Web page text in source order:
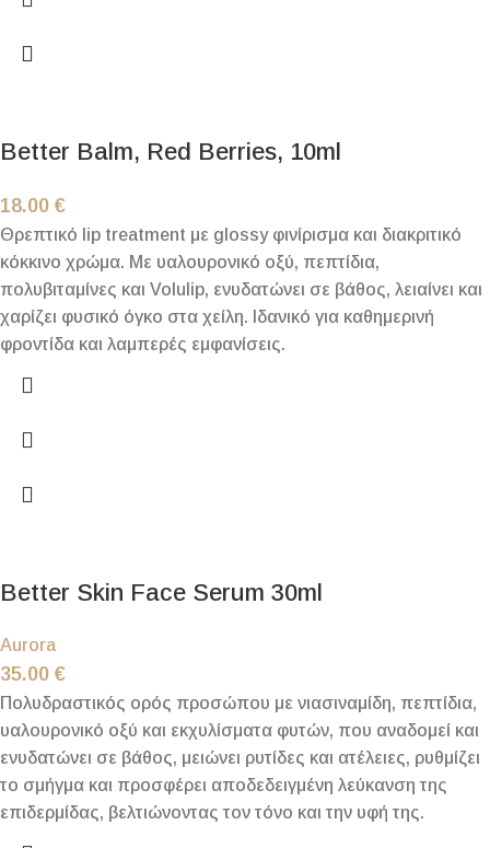
Better Balm, Red Berries, 10ml
18.00 €
Θρεπτικό lip treatment με glossy φινίρισμα και διακριτικό
κόκκινο χρώμα. Με υαλουρονικό οξύ, πεπτίδια,
πολυβιταμίνες και Volulip, ενυδατώνει σε βάθος, λειαίνει και
χαρίζει φυσικό όγκο στα χείλη. Ιδανικό για καθημερινή
φροντίδα και λαμπερές εμφανίσεις.
Better Skin Face Serum 30ml
Aurora
35.00 €
Πολυδραστικός ορός προσώπου με νιασιναμίδη, πεπτίδια,
υαλουρονικό οξύ και εκχυλίσματα φυτών, που αναδομεί και
ενυδατώνει σε βάθος, μειώνει ρυτίδες και ατέλειες, ρυθμίζει
το σμήγμα και προσφέρει αποδεδειγμένη λεύκανση της
επιδερμίδας, βελτιώνοντας τον τόνο και την υφή της.